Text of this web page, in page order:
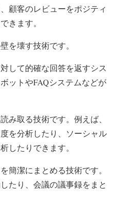
顧客のレビューをポジティ
きます。
を壊す技術です。
して的確な回答を返すシス
ットやFAQシステムなどが
み取る技術です。例えば、
を分析したり、ソーシャル
したりできます。
簡潔にまとめる技術です。
たり、会議の議事録をまと